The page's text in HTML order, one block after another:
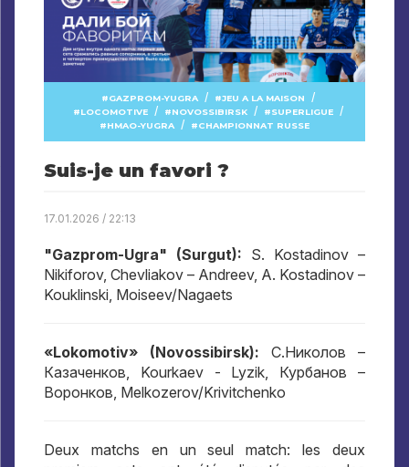
GAZPROM-YUGRA / JEU A LA MAISON /
LOCOMOTIVE / NOVOSSIBIRSK / SUPERLIGUE /
HMAO-YUGRA / CHAMPIONNAT RUSSE
Suis-je un favori ?
17.01.2026 / 22:13
"Gazprom-Ugra" (Surgut): S. Kostadinov –
Nikiforov, Chevliakov – Andreev, A. Kostadinov –
Kouklinski, Moiseev/Nagaets
«Lokomotiv» (Novossibirsk):
С.Николов –
Казаченков, Kourkaev - Lyzik, Курбанов –
Воронков, Melkozerov/Krivitchenko
Deux matchs en un seul match: les deux